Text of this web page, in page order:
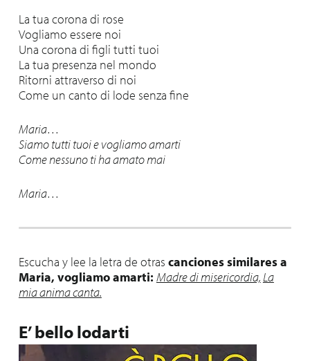
La tua corona di rose
Vogliamo essere noi
Una corona di figli tutti tuoi
La tua presenza nel mondo
Ritorni attraverso di noi
Come un canto di lode senza fine
Maria…
Siamo tutti tuoi e vogliamo amarti
Come nessuno ti ha amato mai
Maria…
Escucha y lee la letra de otras canciones similares a
Maria, vogliamo amarti: Madre di misericordia,La
mia anima canta.
E’ bello lodarti